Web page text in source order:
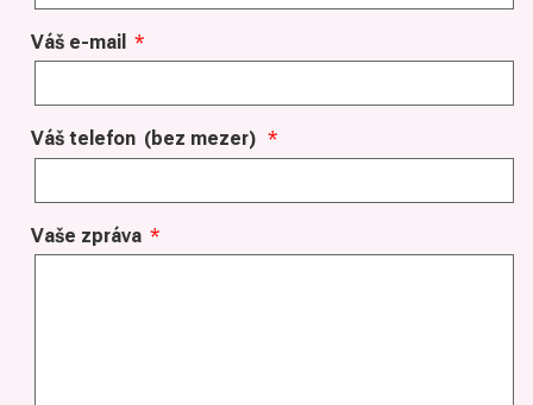
Váš e-mail *
Váš telefon (bez mezer) *
Vaše zpráva *